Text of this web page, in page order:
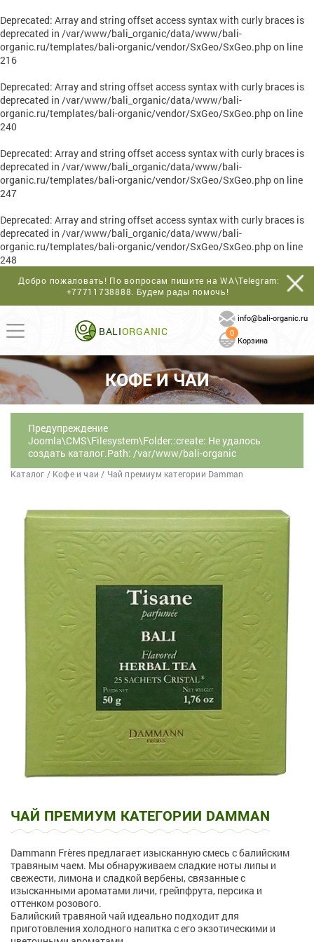
Deprecated: Array and string offset access syntax with curly braces is
deprecated in /var/www/bali_organic/data/www/bali-
organic.ru/templates/bali-organic/vendor/SxGeo/SxGeo.phpon line
216
Deprecated: Array and string offset access syntax with curly braces is
deprecated in /var/www/bali_organic/data/www/bali-
organic.ru/templates/bali-organic/vendor/SxGeo/SxGeo.phpon line
240
Deprecated: Array and string offset access syntax with curly braces is
deprecated in /var/www/bali_organic/data/www/bali-
organic.ru/templates/bali-organic/vendor/SxGeo/SxGeo.phpon line
247
Deprecated: Array and string offset access syntax with curly braces is
deprecated in /var/www/bali_organic/data/www/bali-
organic.ru/templates/bali-organic/vendor/SxGeo/SxGeo.phpon line
248
Добро пожаловать! По вопросам пишите на WA\Telegram:
+77711738888. Будем рады помочь!
BALIORGANIC
info@bali-organic.ru
0
Корзина
КОФЕ И ЧАИ
Предупреждение
Joomla\CMS\Filesystem\Folder::create: Не удалось
создать каталог.Path: /var/www/bali-organic
Каталог / Кофе и чаи / Чай премиум категории Damman
ЧАЙ ПРЕМИУМ КАТЕГОРИИ DAMMAN
Dammann Frères предлагает изысканную смесь с балийским
травяным чаем. Мы обнаруживаем сладкие ноты липы и
свежести, лимона и сладкой вербены, связанные с
изысканными ароматами личи, грейпфрута, персика и
оттенком розового.
Балийский травяной чай идеально подходит для
приготовления холодного напитка с его экзотическими и